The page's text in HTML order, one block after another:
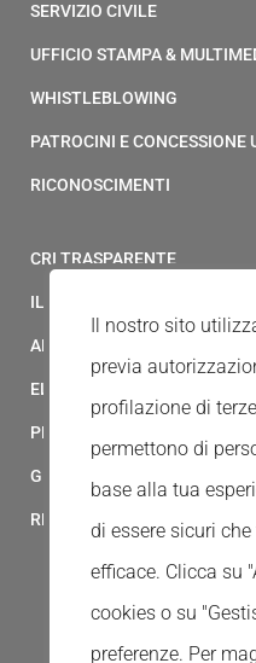
SERVIZIO CIVILE
UFFICIO STAMPA &
WHISTLEBLOWING
PATROCINI E CONCESSIONE
RICONOSCIMENTI
CRI TRASPARENTE
IL MODELLO 231 DELLA
ALBO FORNITORI
ELENCO AVVOCATI
PRIVACY
GESTIONALE GAIA
RED CLOUD
Il nostro sito
previa
profilazione di
permettono di
base alla tua
di essere sicuri
efficace. Clicca su
cookies o su
preferenze. Per